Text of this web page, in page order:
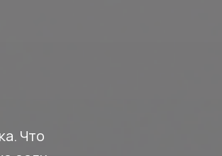
Что